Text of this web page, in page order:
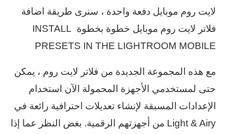
لايت روم موبايل دفعة واحدة ، سنرى طريقة اضافة
فلاتر لايت روم موبايل خطوة بخطوة INSTALL
PRESETS IN THE LIGHTROOM MOBILE
مع هذه المجموعة الجديدة من فلاتر لايت روم ، يمكن
حتى لمستخدمي الأجهزة المحمولة الآن استخدام
الإعدادات المسبقة لإنشاء تعديلات احترافية رائعة في
Light & Airy من أجهزتهم الرقمية. بغض النظر عما إذا